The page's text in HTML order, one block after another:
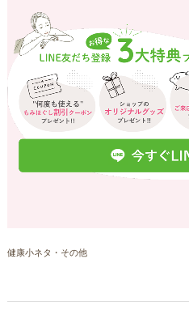
健康小ネタ・その他